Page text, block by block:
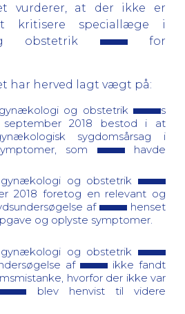
vurderer, at der ikke er
kritisere speciallæge i
obstetrik
for
har herved lagt vægt på:
og obstetrik
s
september 2018 bestod i at
sygdomsårsag i
som
havde
og obstetrik
2018 foretog en relevant og
af
henset
og oplyste symptomer.
og obstetrik
af
ikke fandt
hvorfor der ikke var
blev henvist til videre